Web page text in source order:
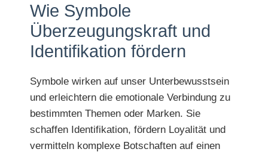
Wie Symbole
Überzeugungskraft und
Identifikation fördern
Symbole wirken auf unser Unterbewusstsein
und erleichtern die emotionale Verbindung zu
bestimmten Themen oder Marken. Sie
schaffen Identifikation, fördern Loyalität und
vermitteln komplexe Botschaften auf einen